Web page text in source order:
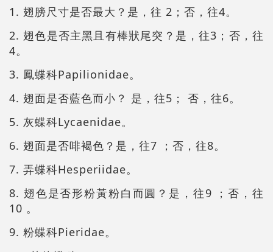
1. 翅膀尺寸是否最大？是，往 2；否，往4。
2. 翅色是否主黑且有棒狀尾突？是，往3；否，往
4。
3. 鳳蝶科Papilionidae。
4. 翅面是否藍色而小？ 是，往5； 否，往6。
5. 灰蝶科Lycaenidae。
6. 翅面是否啡褐色？是，往7 ；否，往8。
7. 弄蝶科Hesperiidae。
8. 翅色是否形粉黃粉白而圓？是，往9 ；否，往
10 。
9. 粉蝶科Pieridae。